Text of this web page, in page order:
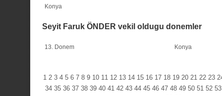
Konya
Seyit Faruk ÖNDER vekil oldugu donemler
13. Donem Konya
1 2 3 4 5 6 7 8 9 10 11 12 13 14 15 16 17 18 19 20 21 22 23
34 35 36 37 38 39 40 41 42 43 44 45 46 47 48 49 50 51 52 53